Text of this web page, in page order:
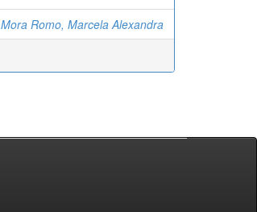
Mora Romo, Marcela Alexandra